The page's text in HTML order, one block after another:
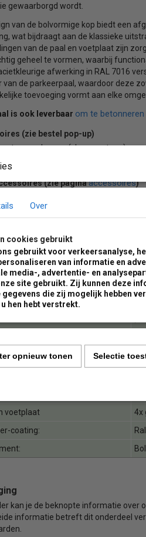
gewaarborgd wordt.
van de bolvormige kop biedt een
wat bijdraagt aan de klassieke
van de paal en voetplaat zijn
geheel te vormen, waarbij
afwerking in RAL 7016
van de parkeerpaal, waardoor deze
toevoeging vormt aan elke
is ook leverbaar om te betonneren
(zie bestel pop-up)
en pluggen (vloermontage)
kettingogen per paal
(zie paginaaccessoires)
om te weten
Ral kleuren en signalering zijn ook
mogelijkheden via ons online
type 474PB
voetplaat
4x
coating:
kan je de beknopte informatie over
informatie betreft dit onderdeel
Over
cookies gebruikt
gebruikt voor verkeersanalyse,
van informatie en
media-, advertentie- en
site gebruikt. Zij kunnen deze
die zij mogelijk hebben
hen hebt verstrekt.
opnieuw tonen Selectie